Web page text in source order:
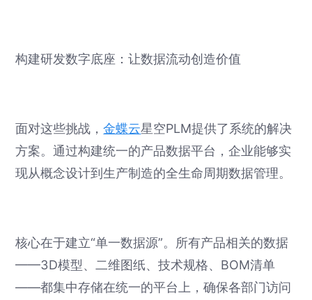
构建研发数字底座：让数据流动创造价值
面对这些挑战，金蝶云星空PLM提供了系统的解决
方案。通过构建统一的产品数据平台，企业能够实
现从概念设计到生产制造的全生命周期数据管理。
核心在于建立“单一数据源”。所有产品相关的数据
——3D模型、二维图纸、技术规格、BOM清单
——都集中存储在统一的平台上，确保各部门访问